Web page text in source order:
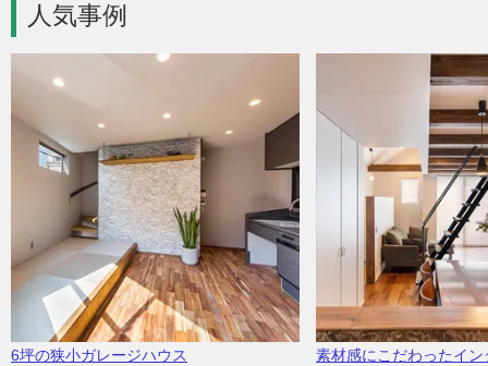
人気事例
6坪の狭小ガレージハウス
素材感にこだわったイ